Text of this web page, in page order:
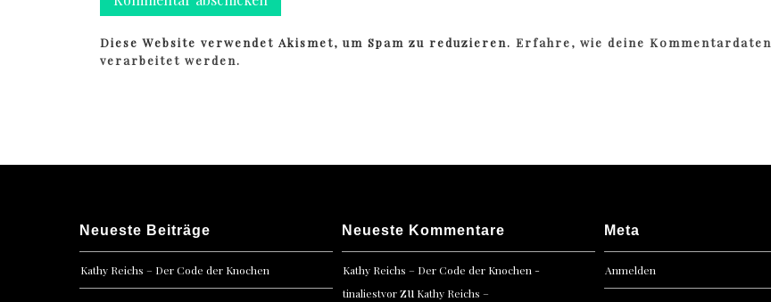
Diese Website verwendet Akismet, um Spam zu reduzieren.Erfahre, wie deine Kommentardaten
verarbeitet werden.
Neueste Beiträge
Kathy Reichs – Der Code der Knochen
Neueste Kommentare
Kathy Reichs – Der Code der Knochen -
tinaliestvorzu Kathy Reichs –
Meta
Anmelden